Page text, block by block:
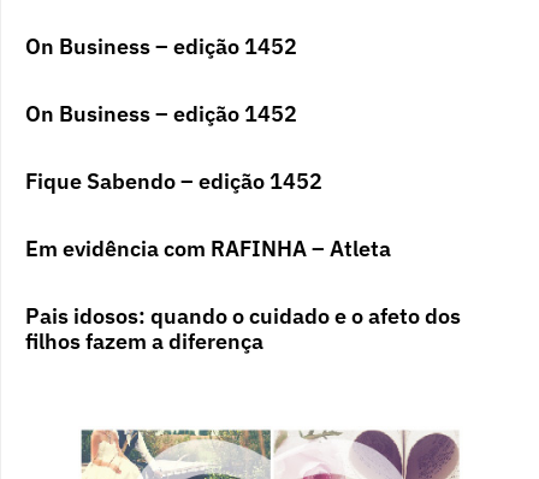
On Business – edição 1452
On Business – edição 1452
Fique Sabendo – edição 1452
Em evidência com RAFINHA – Atleta
Pais idosos: quando o cuidado e o afeto dos
filhos fazem a diferença